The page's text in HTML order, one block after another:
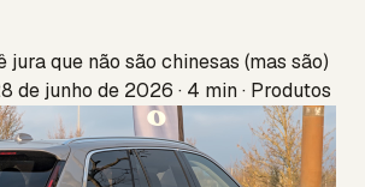
jura que não são chinesas (mas são)
de junho de 2026 · 4 min · Produtos